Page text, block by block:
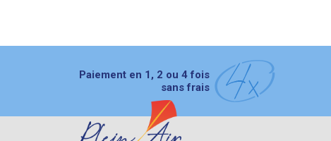
Paiement en 1, 2 ou 4 fois
sans frais